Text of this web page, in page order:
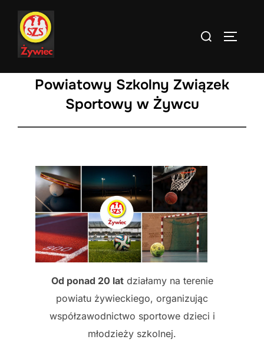
content
Search
Powiatowy Szkolny Związek
Sportowy w Żywcu
Od ponad 20 latdziałamy na terenie
powiatu żywieckiego, organizując
współzawodnictwo sportowe dzieci i
młodzieży szkolnej.